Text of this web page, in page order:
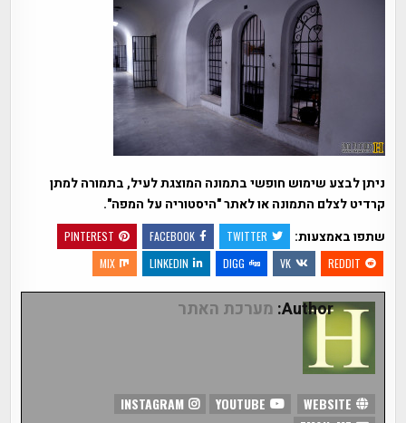
ניתן לבצע שימוש חופשי בתמונה המוצגת לעיל, בתמורה למתן
קרדיט לצלם התמונה או לאתר "היסטוריה על המפה".
שתפו באמצעות:
TWITTER
FACEBOOK
PINTEREST
REDDIT
VK
DIGG
LINKEDIN
MIX
Author: מערכת האתר
INSTAGRAM